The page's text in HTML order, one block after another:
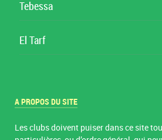
Tebessa
El Tarf
A PROPOS DU SITE
Les clubs doivent puiser dans ce site